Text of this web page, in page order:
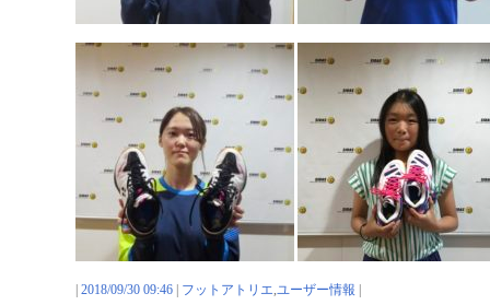
2018/09/30 09:46 フットアトリエ,ユーザー情報